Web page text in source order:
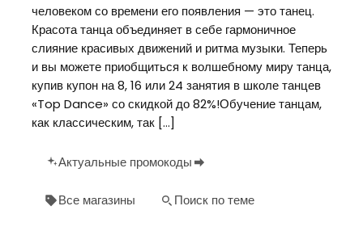
человеком со времени его появления — это танец.
Красота танца объединяет в себе гармоничное
слияние красивых движений и ритма музыки. Теперь
и вы можете приобщиться к волшебному миру танца,
купив купон на 8, 16 или 24 занятия в школе танцев
«Top Dance» со скидкой до 82%!Обучение танцам,
как классическим, так […]
Актуальные промокоды
Все магазины Поиск по теме